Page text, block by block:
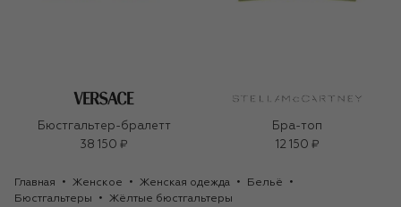
Бюстгальтер-бралетт
38 150 ₽
Бра-топ
12 150 ₽
Главная Женское Женская одежда
Бельё
Бюстгальтеры
Жёлтые бюстгальтеры